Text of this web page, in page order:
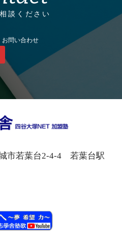
談ください
お問い合わせ
市若葉台2-4-4 若葉台駅